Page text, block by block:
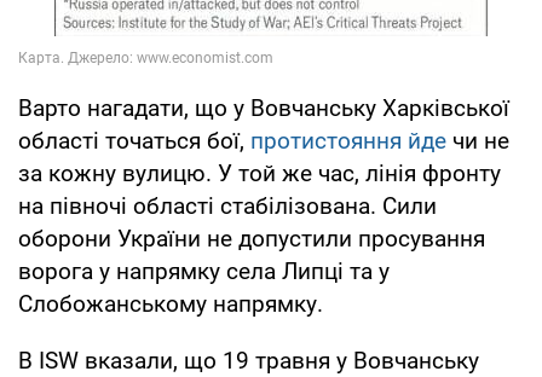
Варто нагадати, що у Вовчанську Харківської
області точаться бої, протистояння йде чи не
за кожну вулицю. У той же час, лінія фронту
на півночі області стабілізована. Сили
оборони України не допустили просування
ворога у напрямку села Липці та у
Слобожанському напрямку.
В ISW вказали, що 19 травня у Вовчанську